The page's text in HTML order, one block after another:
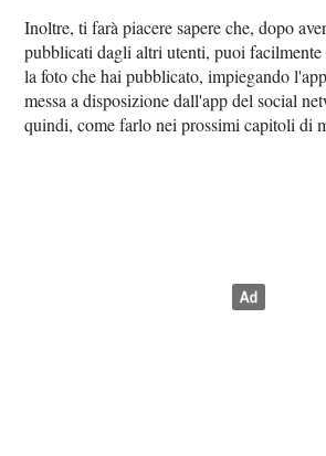
Inoltre, ti farà piacere sapere che, dopo
pubblicati dagli altri utenti, puoi facilmente
la foto che hai pubblicato, impiegando
messa a disposizione dall'app del social
quindi, come farlo nei prossimi capitoli di